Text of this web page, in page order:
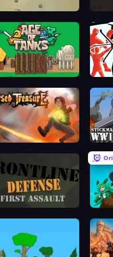
Tower Defense
Tanks Warriors: TD War Funny
Treasure
Epic